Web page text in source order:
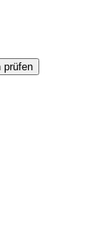
prüfen